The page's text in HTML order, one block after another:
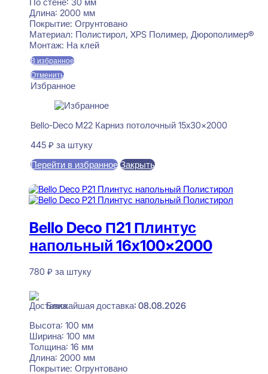
Длина: 2000 мм
Покрытие: Огрунтовано
Материал: Полистирол, XPS Полимер, Дюрополимер®
Монтаж: На клей
В избранное
Отменить
Избранное
Bello-Deco M22 Карниз потолочный 15x30x2000
445 ₽ за штуку
Перейти в избранное Закрыть
Bello Deco П21 Плинтус
напольный 16x100x2000
780 ₽ за штуку
Ближайшая доставка: 08.08.2026
Высота: 100 мм
Ширина: 100 мм
Толщина: 16 мм
Длина: 2000 мм
Покрытие: Огрунтовано